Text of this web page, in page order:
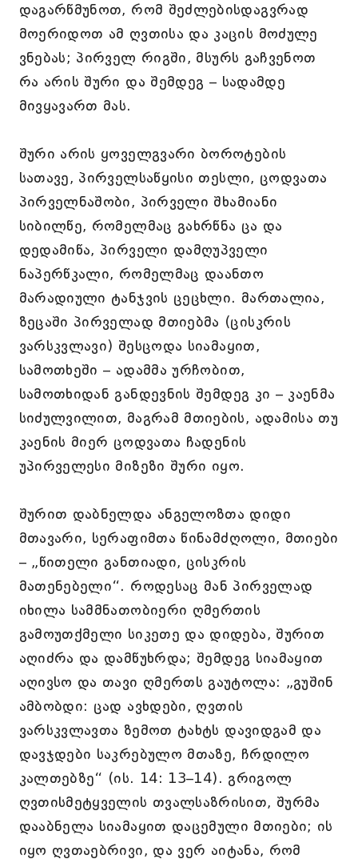
დაგარწმუნოთ, რომ შეძლებისდაგვრად
მოერიდოთ ამ ღვთისა და კაცის მოძულე
ვნებას; პირველ რიგში, მსურს გაჩვენოთ
რა არის შური და შემდეგ – სადამდე
მივყავართ მას.
შური არის ყოველგვარი ბოროტების
სათავე, პირველსაწყისი თესლი, ცოდვათა
პირველნაშობი, პირველი შხამიანი
სიბილწე, რომელმაც გახრწნა ცა და
დედამიწა, პირველი დამღუპველი
ნაპერწკალი, რომელმაც დაანთო
მარადიული ტანჯვის ცეცხლი. მართალია,
ზეცაში პირველად მთიებმა (ცისკრის
ვარსკვლავი) შესცოდა სიამაყით,
სამოთხეში – ადამმა ურჩობით,
სამოთხიდან განდევნის შემდეგ კი – კაენმა
სიძულვილით, მაგრამ მთიების, ადამისა თუ
კაენის მიერ ცოდვათა ჩადენის
უპირველესი მიზეზი შური იყო.
შურით დაბნელდა ანგელოზთა დიდი
მთავარი, სერაფიმთა წინამძღოლი, მთიები
– „წითელი განთიადი, ცისკრის
მათენებელი“. როდესაც მან პირველად
იხილა სამმნათობიერი ღმერთის
გამოუთქმელი სიკეთე და დიდება, შურით
აღიძრა და დამწუხრდა; შემდეგ სიამაყით
აღივსო და თავი ღმერთს გაუტოლა: „გუშინ
ამბობდი: ცად ავხდები, ღვთის
ვარსკვლავთა ზემოთ ტახტს დავიდგამ და
დავჯდები საკრებულო მთაზე, ჩრდილო
კალთებზე“ (ის. 14: 13–14). გრიგოლ
ღვთისმეტყველის თვალსაზრისით, შურმა
დააბნელა სიამაყით დაცემული მთიები; ის
იყო ღვთაებრივი, და ვერ აიტანა, რომ